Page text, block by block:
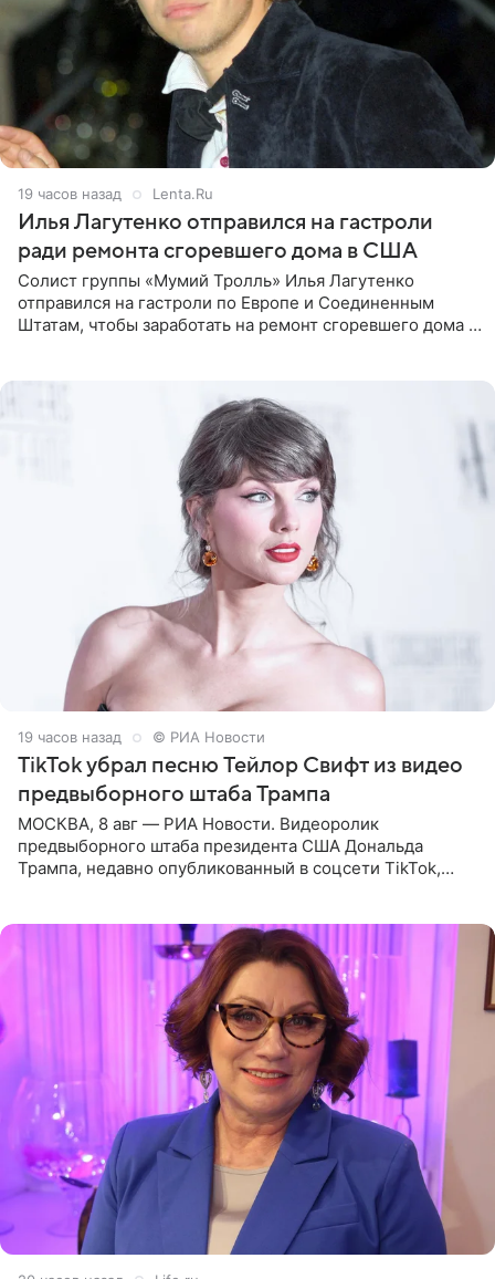
19 часов назад Lenta.Ru
Илья Лагутенко отправился на гастроли
ради ремонта сгоревшего дома в США
Солист группы «Мумий Тролль» Илья Лагутенко
отправился на гастроли по Европе и Соединенным
Штатам, чтобы заработать на ремонт сгоревшего дома в
19 часов назад © РИА Новости
TikTok убрал песню Тейлор Свифт из видео
предвыборного штаба Трампа
МОСКВА, 8 авг — РИА Новости. Видеоролик
предвыборного штаба президента США Дональда
Трампа, недавно опубликованный в соцсети TikTok,